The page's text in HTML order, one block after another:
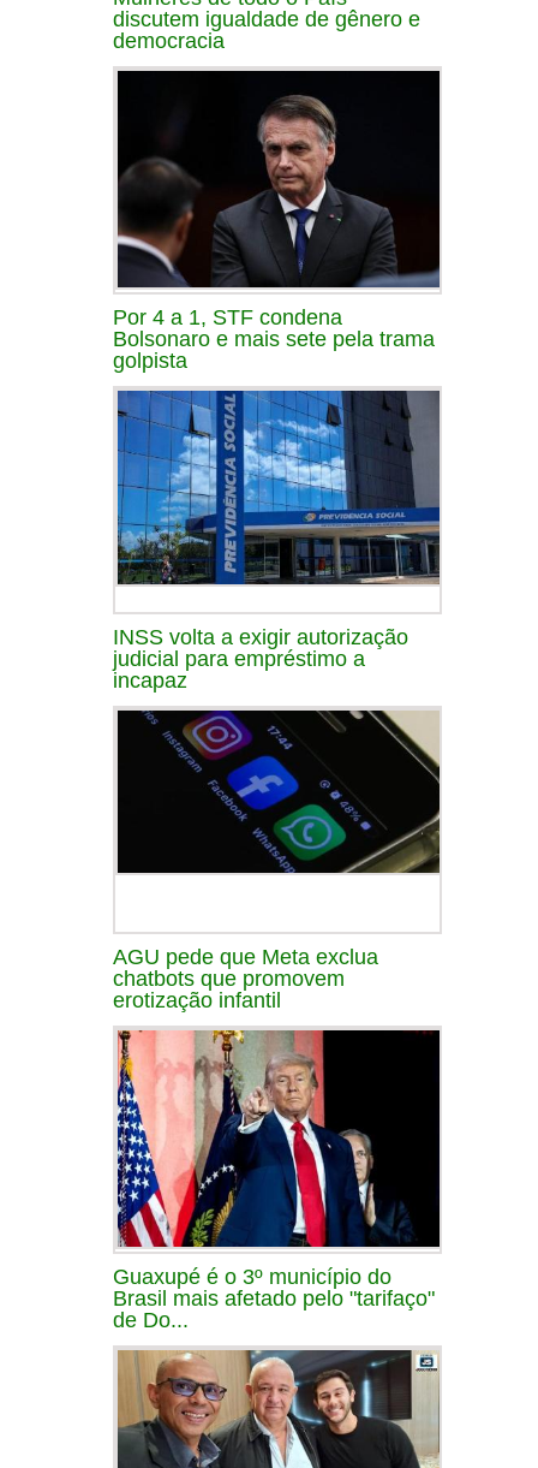
discutem igualdade de gênero e
democracia
Por 4 a 1, STF condena
Bolsonaro e mais sete pela trama
golpista
INSS volta a exigir autorização
judicial para empréstimo a
incapaz
AGU pede que Meta exclua
chatbots que promovem
erotização infantil
Guaxupé é o 3º município do
Brasil mais afetado pelo "tarifaço"
de Do...